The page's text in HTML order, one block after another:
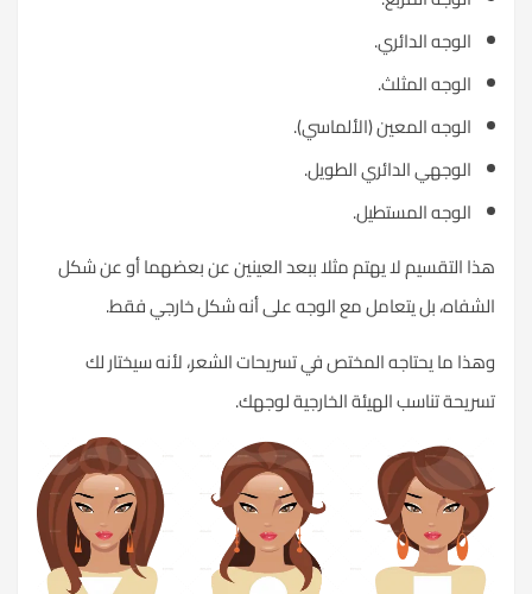
الوجه الدائري.
الوجه المثلث.
الوجه المعين (الألماسي).
الوجهي الدائري الطويل.
الوجه المستطيل.
هذا التقسيم لا يهتم مثلا ببعد العينين عن بعضهما أو عن شكل
الشفاه، بل يتعامل مع الوجه على أنه شكل خارجي فقط.
وهذا ما يحتاجه المختص في تسريحات الشعر، لأنه سيختار لك
تسريحة تناسب الهيئة الخارجية لوجهك.